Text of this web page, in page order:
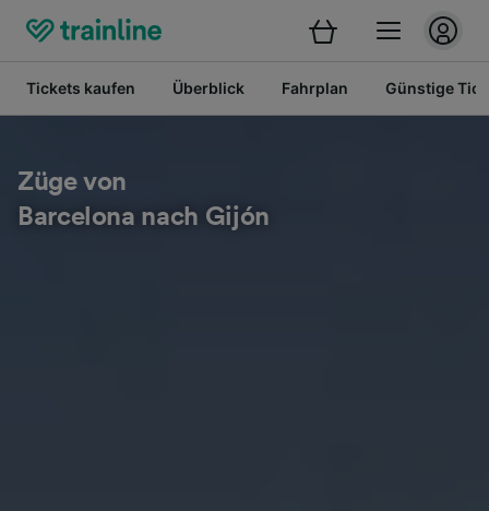
Tickets kaufen Überblick Fahrplan Günstige
Züge von
Barcelona nach Gijón